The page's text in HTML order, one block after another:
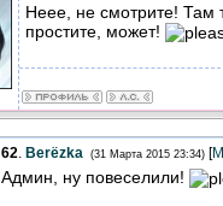
Неее, не смотрите! Там
простите, может!
62. Berёzka (31 Марта 2015 23:34) [
Админ, ну повеселили!